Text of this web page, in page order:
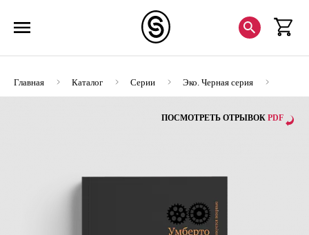
Главная Каталог Серии
Эко. Черная серия
Человек без надежды. Итальянцы у себя дома. Кн. 2
ПОСМОТРЕТЬ ОТРЫВОК PDF